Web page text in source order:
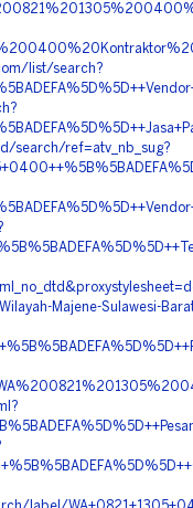
list/search?
search/ref=atv_nb_sug?
Majene-Sulawesi-